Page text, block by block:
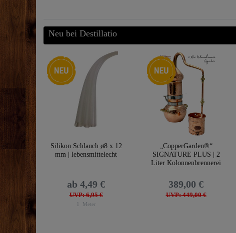
Neu bei Destillatio
Neuheit
Silikon Schlauch ø8 x 12
mm | lebensmittelecht
UVP: 6,95 €
ab 4,49 €
1 Meter
Neuheit
„CopperGarden®“
SIGNATURE PLUS | 2
Liter Kolonnenbrennerei
UVP: 449,00 €
389,00 €